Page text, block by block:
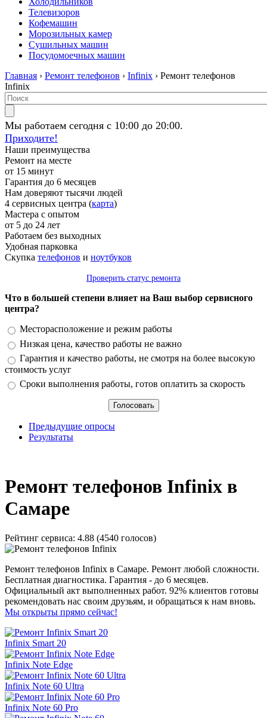
Телевизоров
Кофемашин
Морозильных камер
Сушильных машин
Посудомоечных машин
Главная › Ремонт телефонов › Infinix › Ремонт телефонов
Infinix
Мы работаем сегодня с 10:00 до 20:00.
Приходите!
Наши преимущества
Ремонт на месте
от 15 минут
Гарантия до 6 месяцев
Нам доверяют тысячи людей
4 сервисных центра (карта)
Мастера с опытом
от 5 до 24 лет
Работаем без выходных
Удобная парковка
Скупка телефонов и ноутбуков
Проверить статус ремонта
Что в большей степени влияет на Ваш выбор сервисного
центра?
Варианты
Месторасположение и режим работы
Низкая цена, качество работы не важно
Гарантия и качество работы, не смотря на более высокую
стоимость услуг
Сроки выполнения работы, готов оплатить за скорость
Предыдущие опросы
Результаты
Ремонт телефонов Infinix в
Самаре
Рейтинг сервиса: 4.88 (4540 голосов)
Ремонт телефонов Infinix в Самаре. Ремонт любой сложности.
Бесплатная диагностика. Гарантия - до 6 месяцев.
Официальный акт выполненных работ. 92% клиентов готовы
рекомендовать нас своим друзьям, и обращаться к нам вновь.
Мы открыты прямо сейчас!
Infinix Smart 20
Infinix Note Edge
Infinix Note 60 Ultra
Infinix Note 60 Pro